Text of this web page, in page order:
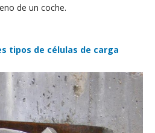
de un coche.
tipos de células de carga